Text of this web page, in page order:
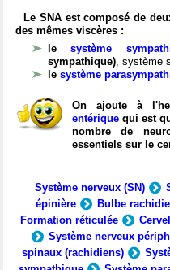
Le SNA est composé de
des mêmes viscères :
lesystème
sympathique), système
le système
On ajoute à
entérique qui est
nombre de
essentiels sur le
Système nerveux (SN)
épinière
Bulbe
Formation réticulée
Système nerveux
spinaux (rachidiens)